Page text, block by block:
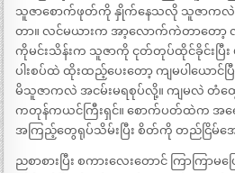
သူဇာစောက်ဖုတ်ကို နှိုက်နေသလို သူဇာကလဲ
တာ။ လင်မယားက အာ့လောက်ကဲတာတော့ လွ
ကိုမင်းသိန်းက သူဇာကို ငုတ်တုပ်ထိုင်ခိုင်းပြီး
ပါးစပ်ထဲ ထိုးထည့်ပေးတော့ ကျမပါယောင်ပြီ
မိသူဇာကလဲ အငမ်းမရစုပ်လို့။ ကျမလဲ တံထွ
ကတုန်ကယင်ကြီးရှင်။ စောက်ပတ်ထဲက အရ
အကြည့်တွေရုပ်သိမ်းပြီး စိတ်ကို တည်ငြိမ်အ
ညစာစားပြီး စကားလေးတောင် ကြာကြာမ